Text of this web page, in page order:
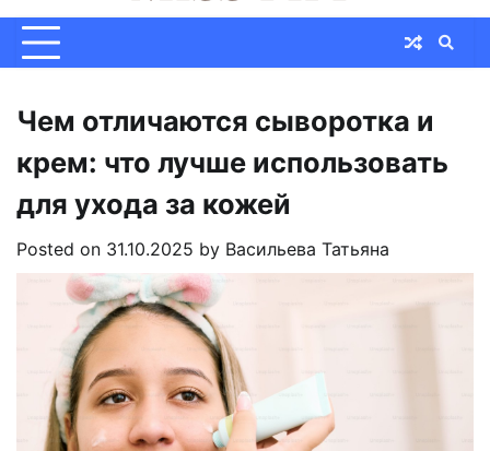
Чем отличаются сыворотка и
крем: что лучше использовать
для ухода за кожей
Posted on 31.10.2025 by Васильева Татьяна